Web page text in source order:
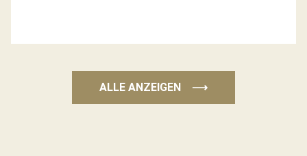
ALLE ANZEIGEN ⟶